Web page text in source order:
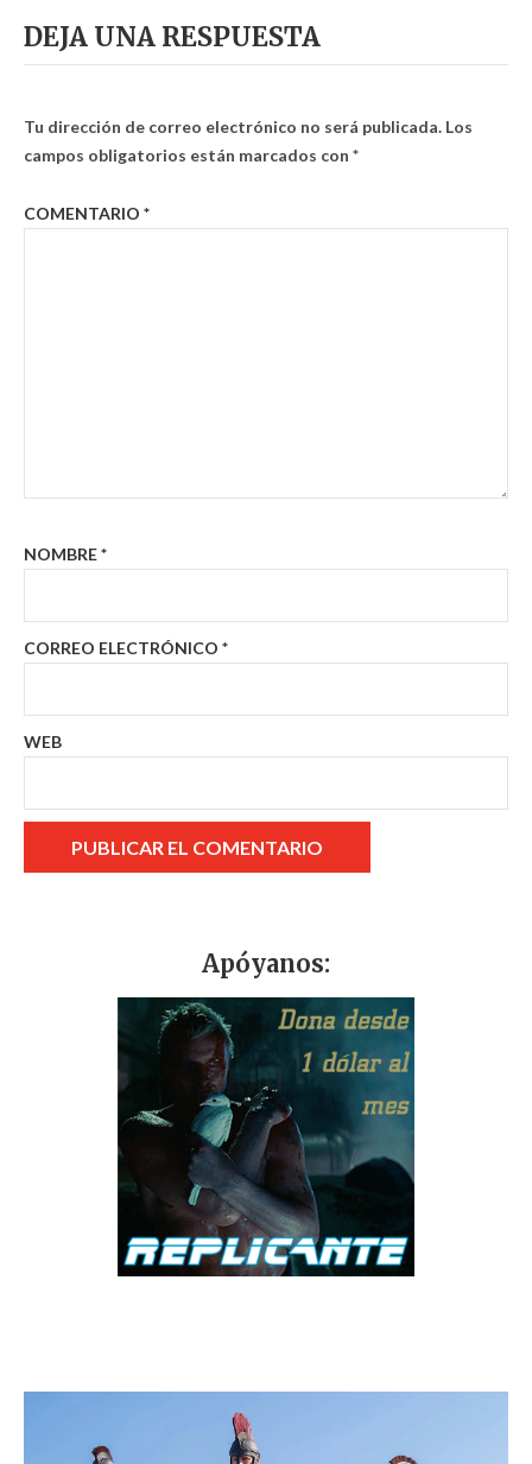
DEJA UNA RESPUESTA
Tu dirección de correo electrónico no será publicada. Los
campos obligatorios están marcados con *
COMENTARIO *
NOMBRE*
CORREO ELECTRÓNICO *
WEB
Apóyanos: